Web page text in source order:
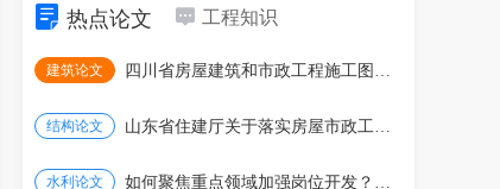
热点论文 工程知识
建筑论文 四川省房屋建筑和市政工程施工图审查疑难问题解析
结构论文 山东省住建厅关于落实房屋市政工程建设单位安全生
水利论文 如何聚焦重点领域加强岗位开发？一图看懂